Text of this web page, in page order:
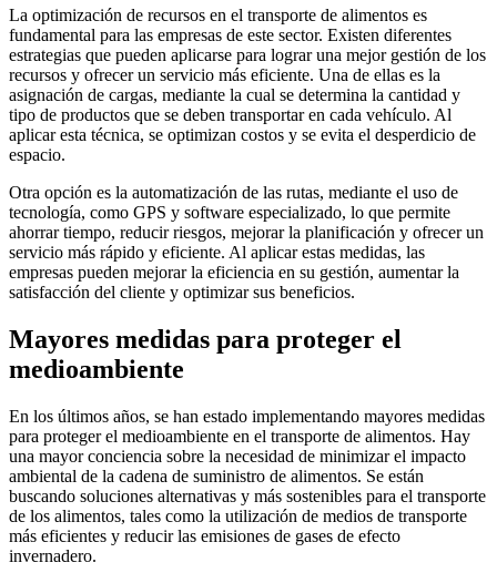
La optimización de recursos en el transporte de alimentos es
fundamental para las empresas de este sector. Existen diferentes
estrategias que pueden aplicarse para lograr una mejor gestión de los
recursos y ofrecer un servicio más eficiente. Una de ellas es la
asignación de cargas, mediante la cual se determina la cantidad y
tipo de productos que se deben transportar en cada vehículo. Al
aplicar esta técnica, se optimizan costos y se evita el desperdicio de
espacio.
Otra opción es la automatización de las rutas, mediante el uso de
tecnología, como GPS y software especializado, lo que permite
ahorrar tiempo, reducir riesgos, mejorar la planificación y ofrecer un
servicio más rápido y eficiente. Al aplicar estas medidas, las
empresas pueden mejorar la eficiencia en su gestión, aumentar la
satisfacción del cliente y optimizar sus beneficios.
Mayores medidas para proteger el
medioambiente
En los últimos años, se han estado implementando mayores medidas
para proteger el medioambiente en el transporte de alimentos. Hay
una mayor conciencia sobre la necesidad de minimizar el impacto
ambiental de la cadena de suministro de alimentos. Se están
buscando soluciones alternativas y más sostenibles para el transporte
de los alimentos, tales como la utilización de medios de transporte
más eficientes y reducir las emisiones de gases de efecto
invernadero.